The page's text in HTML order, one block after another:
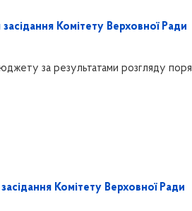
Комітету Верховної Ради
за результатами розгляду
Комітету Верховної Ради